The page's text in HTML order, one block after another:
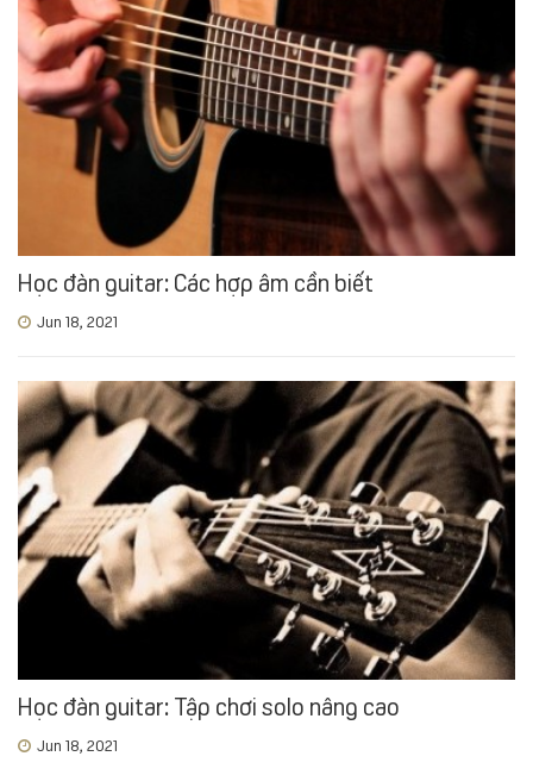
Học đàn guitar: Các hợp âm cần biết
Jun 18, 2021
Học đàn guitar: Tập chơi solo nâng cao
Jun 18, 2021